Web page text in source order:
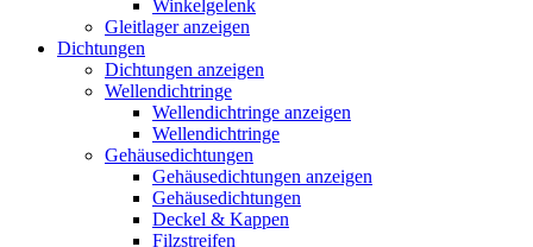
Winkelgelenk
Gleitlager anzeigen
Dichtungen
Dichtungen anzeigen
Wellendichtringe
Wellendichtringe anzeigen
Wellendichtringe
Gehäusedichtungen
Gehäusedichtungen anzeigen
Gehäusedichtungen
Deckel & Kappen
Filzstreifen